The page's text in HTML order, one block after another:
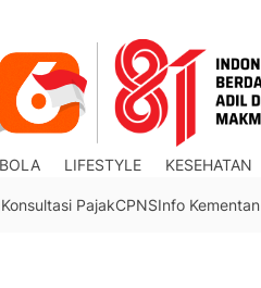
BOLA LIFESTYLE KESEHATAN
Konsultasi PajakCPNSInfo Kementan